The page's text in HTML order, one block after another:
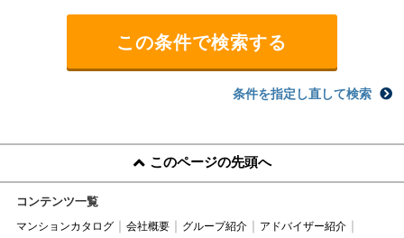
条件を指定し直して検索
このページの先頭へ
コンテンツ一覧
マンションカタログ 会社概要 グループ紹介
アドバイザー紹介